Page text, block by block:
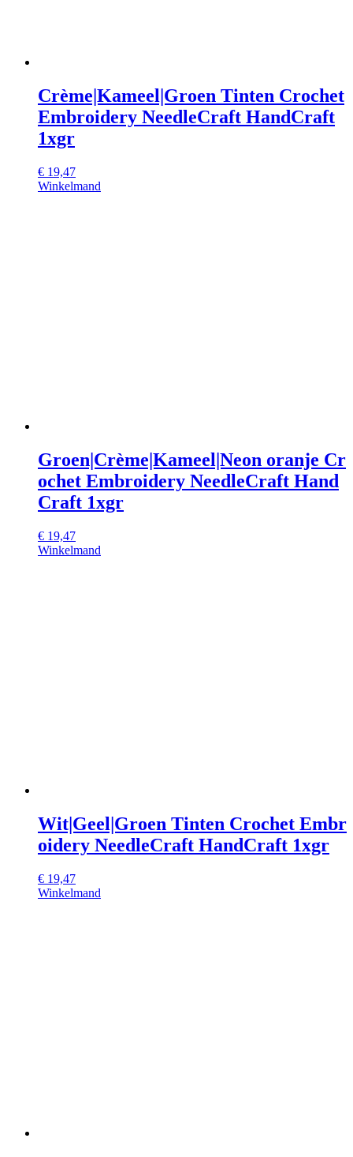
Crème|Kameel|Groen Tinten Crochet
Embroidery NeedleCraft HandCraft
1xgr
€ 19,47
Winkelmand
Groen|Crème|Kameel|Neon oranje Cr
ochet Embroidery NeedleCraft Hand
Craft 1xgr
€ 19,47
Winkelmand
Wit|Geel|Groen Tinten Crochet Embr
oidery NeedleCraft HandCraft 1xgr
€ 19,47
Winkelmand